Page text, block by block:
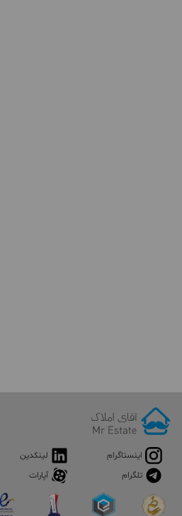
اینستاگرام لینکدین
تلگرام
آپارات